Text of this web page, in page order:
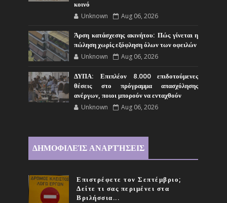
κοινό
Unknown Aug 06, 2026
Άρση κατάσχεσης ακινήτου: Πώς γίνεται η
πώληση χωρίς εξόφληση όλων των οφειλών
Unknown Aug 06, 2026
ΔΥΠΑ: Επιπλέον 8.000 επιδοτούμενες
θέσεις στο πρόγραμμα απασχόλησης
ανέργων, ποιοι μπορούν να ενταχθούν
Unknown Aug 06, 2026
ΔΗΜΟΦΙΛΕΊΣ ΑΝΑΡΤΉΣΕΙΣ
Επιστρέφετε τον Σεπτέμβριο;
Δείτε τι σας περιμένει στα
Βριλήσσια...